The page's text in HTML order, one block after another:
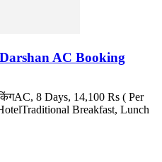
AC Booking
8 Days, 14,100 Rs ( Per
Breakfast, Lunch